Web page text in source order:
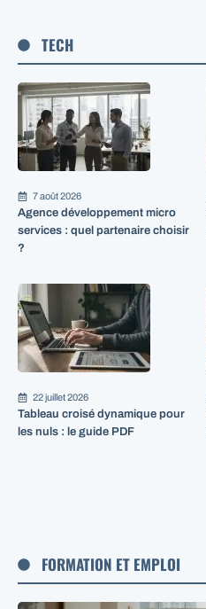
TECH
7 août 2026
Agence développement micro
services : quel partenaire choisir
?
22 juillet 2026
Tableau croisé dynamique pour
les nuls : le guide PDF
FORMATION ET EMPLOI